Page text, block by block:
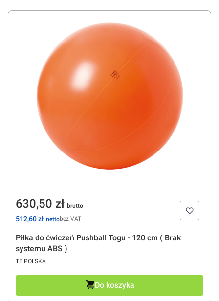
Piłka do ćwiczeń Pushball Togu - 120 cm ( Brak
systemu ABS )
PRODUCENT
TB POLSKA
Cena
630,50 zł
Cena
512,60 zł bez VAT
Do koszyka